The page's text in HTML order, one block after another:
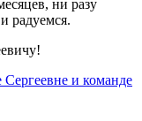
ни разу
радуемся.